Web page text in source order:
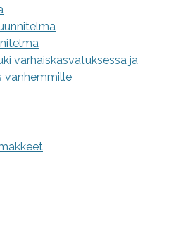
varhaiskasvatuksessa ja
vanhemmille